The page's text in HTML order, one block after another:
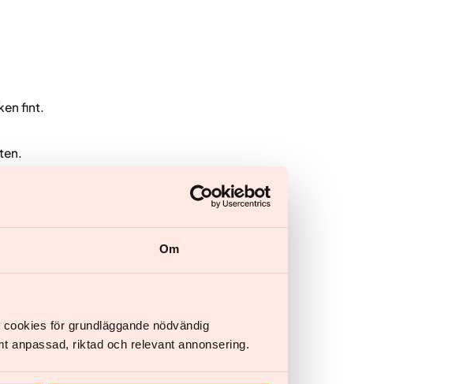
Om
för grundläggande nödvändig
anpassad, riktad och relevant annonsering.
fint.
Stek i